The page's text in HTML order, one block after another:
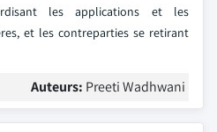
les applications et les
et les contreparties se retirant
Auteurs: Preeti Wadhwani